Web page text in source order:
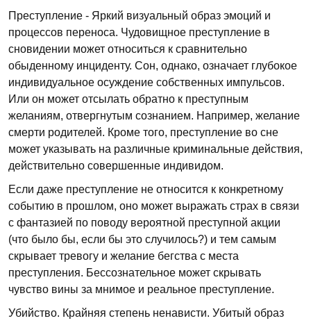
Преступление - Яркий визуальный образ эмоций и
процессов переноса. Чудовищное преступление в
сновидении может относиться к сравнительно
обыденному инциденту. Сон, однако, означает глубокое
индивидуальное осуждение собственных импульсов.
Или он может отсылать обратно к преступным
желаниям, отвергнутым сознанием. Например, желание
смерти родителей. Кроме того, преступление во сне
может указывать на различные криминальные действия,
действительно совершенные индивидом.
Если даже преступление не относится к конкретному
событию в прошлом, оно может выражать страх в связи
с фантазией по поводу вероятной преступной акции
(что было бы, если бы это случилось?) и тем самым
скрывает тревогу и желание бегства с места
преступления. Бессознательное может скрывать
чувство вины за мнимое и реальное преступление.
Убийство. Крайняя степень ненависти. Убитый образ